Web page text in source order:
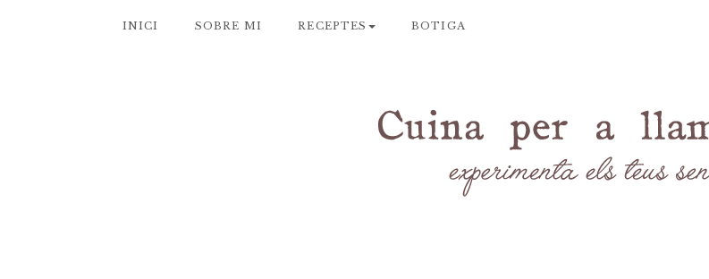
INICI SOBRE MI RECEPTES BOTIGA